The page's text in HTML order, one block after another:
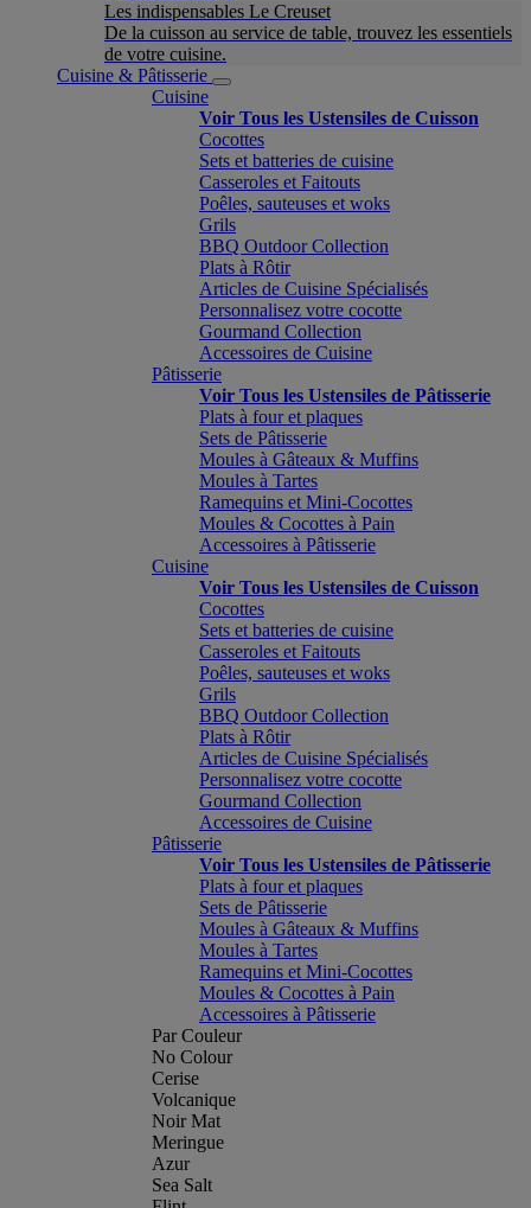
Les indispensables Le Creuset
De la cuisson au service de table, trouvez les essentiels
de votre cuisine.
Cuisine & Pâtisserie
Cuisine
Voir Tous les Ustensiles de Cuisson
Cocottes
Sets et batteries de cuisine
Casseroles et Faitouts
Poêles, sauteuses et woks
Grils
BBQ Outdoor Collection
Plats à Rôtir
Articles de Cuisine Spécialisés
Personnalisez votre cocotte
Gourmand Collection
Accessoires de Cuisine
Pâtisserie
Voir Tous les Ustensiles de Pâtisserie
Plats à four et plaques
Sets de Pâtisserie
Moules à Gâteaux & Muffins
Moules à Tartes
Ramequins et Mini-Cocottes
Moules & Cocottes à Pain
Accessoires à Pâtisserie
Cuisine
Voir Tous les Ustensiles de Cuisson
Cocottes
Sets et batteries de cuisine
Casseroles et Faitouts
Poêles, sauteuses et woks
Grils
BBQ Outdoor Collection
Plats à Rôtir
Articles de Cuisine Spécialisés
Personnalisez votre cocotte
Gourmand Collection
Accessoires de Cuisine
Pâtisserie
Voir Tous les Ustensiles de Pâtisserie
Plats à four et plaques
Sets de Pâtisserie
Moules à Gâteaux & Muffins
Moules à Tartes
Ramequins et Mini-Cocottes
Moules & Cocottes à Pain
Accessoires à Pâtisserie
Par Couleur
No Colour
Cerise
Volcanique
Noir Mat
Meringue
Azur
Sea Salt